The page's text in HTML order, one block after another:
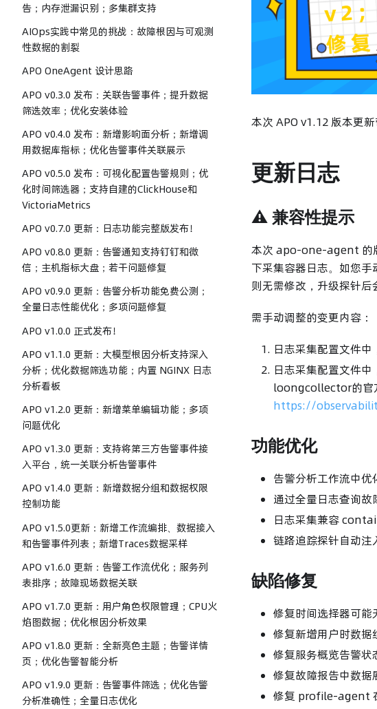
告；内存泄漏识别；多集群支持
AIOps实践中常见的挑战：故障根因与可观测
性数据的割裂
APO OneAgent 设计思路
APO v0.3.0 发布：关联告警事件；提升数据
筛选效率；优化安装体验
APO v0.4.0 发布：新增影响面分析；新增调
用数据库指标；优化告警事件关联展示
APO v0.5.0 发布：可视化配置告警规则；优
化时间筛选器；支持自建的ClickHouse和
VictoriaMetrics
APO v0.7.0 更新：日志功能完整版发布！
APO v0.8.0 更新：告警通知支持钉钉和微
信；主机指标大盘；若干问题修复
APO v0.9.0 更新：告警分析功能免费公测；
全量日志性能优化；多项问题修复
APO v1.0.0 正式发布！
APO v1.1.0 更新：大模型根因分析支持深入
分析；优化数据筛选功能；内置 NGINX 日志
分析看板
APO v1.2.0 更新：新增菜单编辑功能；多项
问题优化
APO v1.3.0 更新：支持将第三方告警事件接
入平台，统一关联分析告警事件
APO v1.4.0 更新：新增数据分组和数据权限
控制功能
APO v1.5.0更新：新增工作流编排、数据接入
和告警事件列表；新增Traces数据采样
APO v1.6.0 更新：告警工作流优化；服务列
表排序；故障现场数据关联
APO v1.7.0 更新：用户角色权限管理；CPU火
焰图数据；优化根因分析效果
APO v1.8.0 更新：全新亮色主题；告警详情
页；优化告警智能分析
APO v1.9.0 更新：告警事件筛选；优化告警
分析准确性；全量日志优化
本次 APO v1.12 版本更
更新日志
⚠️ 兼容性提示
本次 apo-one-agent 的
下采集容器日志。如您手
则无需修改，升级探针后
需手动调整的变更内容：
日志采集配置文件
日志采集配置文件
loongcollector的官
https://
功能优化
告警分析工作流中
通过全量日志查询
日志采集兼容
链路追踪探针自动
缺陷修复
修复时间选择器可能
修复新增用户时数据
修复服务概览告警
修复故障报告中数据
修复 profile-agent